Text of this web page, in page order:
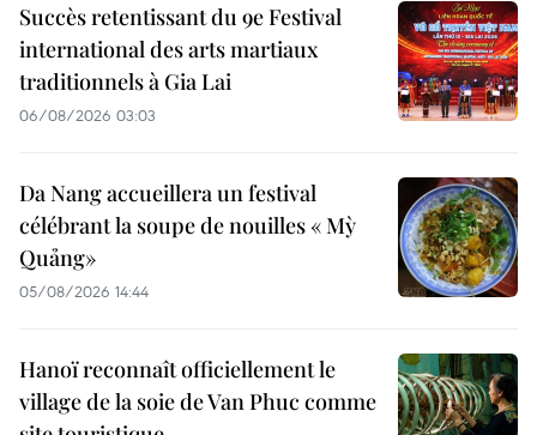
Succès retentissant du 9e Festival
international des arts martiaux
traditionnels à Gia Lai
06/08/2026 03:03
Da Nang accueillera un festival
célébrant la soupe de nouilles « Mỳ
Quảng»
05/08/2026 14:44
Hanoï reconnaît officiellement le
village de la soie de Van Phuc comme